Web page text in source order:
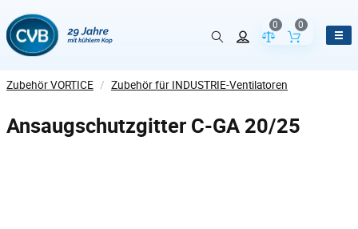
Vergleich der
0
Inhalt des
0
Zubehör VORTICE / Zubehör für INDUSTRIE-Ventilatoren
Ansaugschutzgitter C-GA 20/25